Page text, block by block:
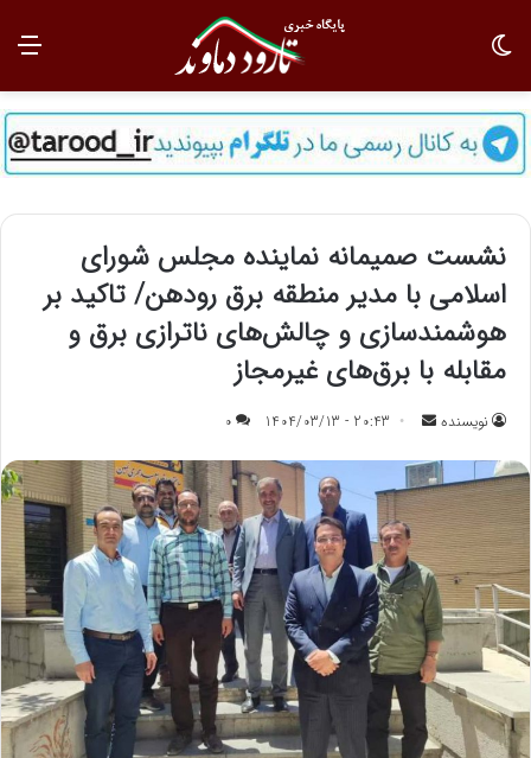
نشست صمیمانه نماینده مجلس شورای
اسلامی با مدیر منطقه برق رودهن/ تاکید بر
هوشمندسازی و چالش‌های ناترازی برق و
مقابله با برق‌های غیرمجاز
نویسنده
س
ا
ل
ب
ه
ا
ی
م
20:43 - 1404/03/13
0